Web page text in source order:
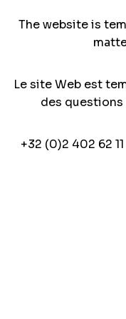
The website is
Le site Web est
des
+32 (0)2 402 62